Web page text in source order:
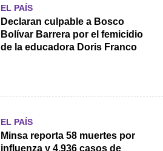
EL PAÍS
Declaran culpable a Bosco
Bolívar Barrera por el femicidio
de la educadora Doris Franco
EL PAÍS
Minsa reporta 58 muertes por
influenza y 4,936 casos de